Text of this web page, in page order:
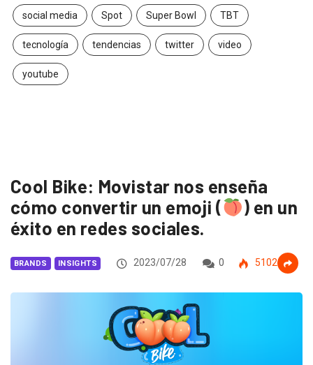
social media Spot Super Bowl TBT
tecnología tendencias twitter video
youtube
Cool Bike: Movistar nos enseña
cómo convertir un emoji (
) en un
éxito en redes sociales.
BRANDS INSIGHTS 2023/07/28 0 5102